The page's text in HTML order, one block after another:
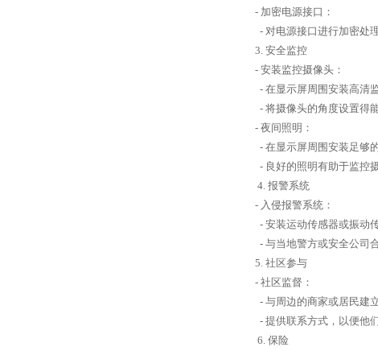
- 加密电源接口：
- 对电源接口进行加密处
3. 安全监控
- 安装监控摄像头：
- 在显示屏周围安装高清
- 将摄像头的角度设置得
- 夜间照明：
- 在显示屏周围安装足够
- 良好的照明有助于监控
4. 报警系统
- 入侵报警系统：
- 安装运动传感器或振动
- 与当地警方或安全公司
5. 社区参与
- 社区监督：
- 与周边的商家或居民建
- 提供联系方式，以便他
6. 保险